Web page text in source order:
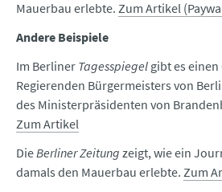
Mauerbau erlebte. Zum Artikel
Andere Beispiele
Im Berliner Tagesspiegel gibt es
Regierenden Bürgermeisters von
des Ministerpräsidenten von
Zum Artikel
DieBerliner Zeitung zeigt, wie ein
damals den Mauerbau erlebte. Zum